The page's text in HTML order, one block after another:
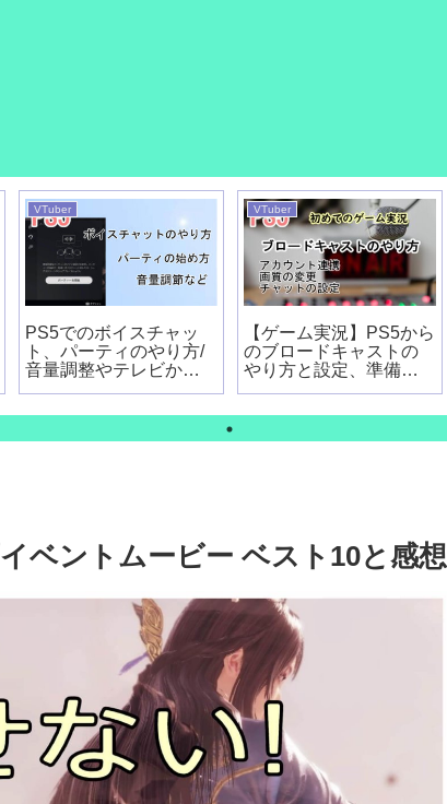
VTuber
PS5でのボイスチャッ
ト、パーティのやり方/
音量調整やテレビから
VTuber
【ゲーム実況】PS5から
のブロードキャストの
やり方と設定、準備す
ベントムービー ベスト10と感想